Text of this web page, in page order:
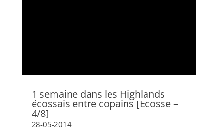
1 semaine dans les Highlands
écossais entre copains [Ecosse –
4/8]
28-05-2014